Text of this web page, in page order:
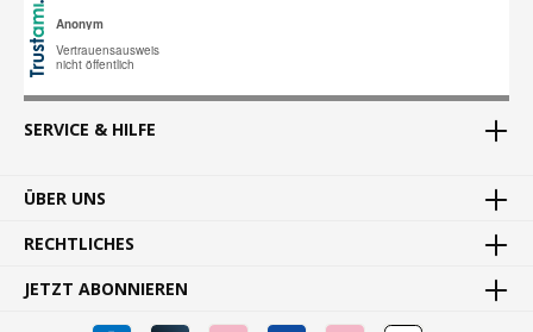
SERVICE & HILFE
ÜBER UNS
RECHTLICHES
JETZT ABONNIEREN